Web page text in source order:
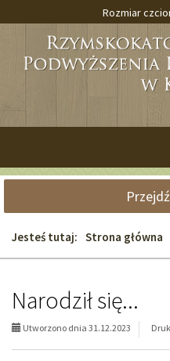
do
treści
do
wyszukiwarki
Rozmiar
Jesteś tutaj: Strona główna
Narodził się...
Utworzono dnia 31.12.2023